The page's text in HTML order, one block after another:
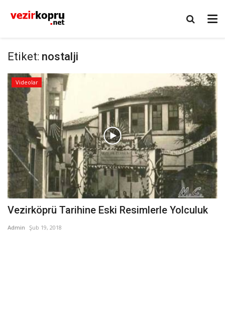
Etiket: nostalji
Videolar
Vezirköprü Tarihine Eski Resimlerle Yolculuk
Admin Şub 19, 2018